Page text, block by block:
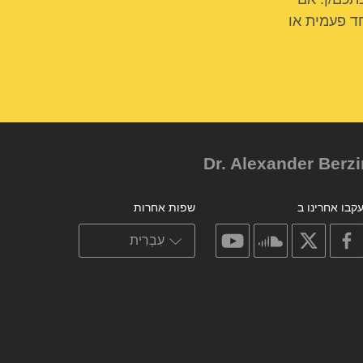
פעמית או
שפות אחרות
עקבו אחרינו ב
facebook
soundcloud
youtube